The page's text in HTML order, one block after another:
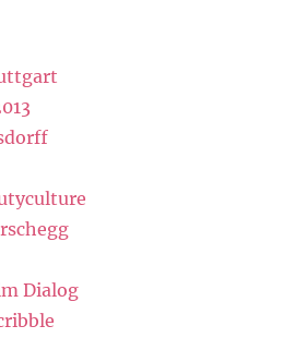
Dialog